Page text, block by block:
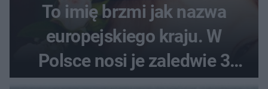
To imię brzmi jak nazwa
europejskiego kraju. W
Polsce nosi je zaledwie 3